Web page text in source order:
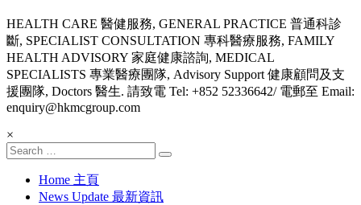
HEALTH CARE 醫健服務, GENERAL PRACTICE 普通科診
斷, SPECIALIST CONSULTATION 專科醫療服務, FAMILY
HEALTH ADVISORY 家庭健康諮詢, MEDICAL
SPECIALISTS 專業醫療團隊, Advisory Support 健康顧問及支
援團隊, Doctors 醫生. 請致電 Tel: +852 52336642/ 電郵至 Email:
enquiry@hkmcgroup.com
×
Home 主頁
News Update 最新資訊